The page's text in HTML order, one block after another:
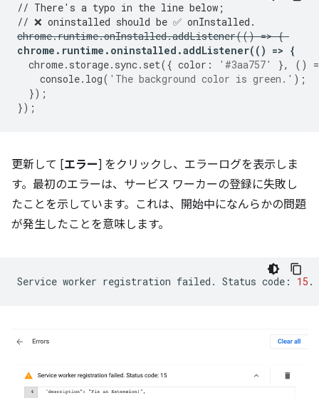
// There's a typo in the line below;
// ❌ oninstalled should be ✅ onInstalled.
chrome.runtime.onInstalled.addListener(() => {
chrome . runtime . oninstalled .addListener(() => {
chrome. storage. sync. set({ color : '#3aa757' }, ()
=
console. log( 'The background color is green.' );
});
});
更新して [エラー] をクリックし、エラーログを表示しま
す。最初のエラーは、サービス ワーカーの登録に失敗し
たことを示しています。これは、開始中になんらかの問題
が発生したことを意味します。
Service worker registration failed. Status code: 15